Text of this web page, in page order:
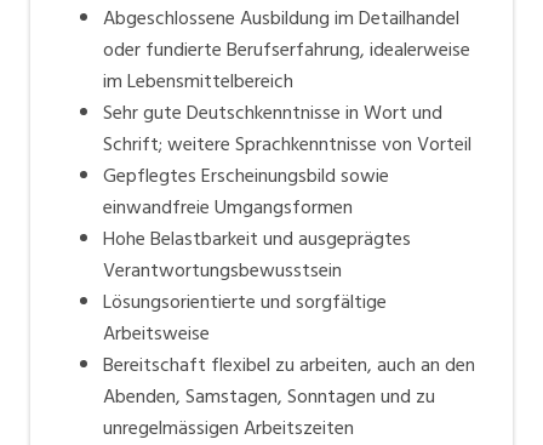
Abgeschlossene Ausbildung im Detailhandel
oder fundierte Berufserfahrung, idealerweise
im Lebensmittelbereich
Sehr gute Deutschkenntnisse in Wort und
Schrift; weitere Sprachkenntnisse von Vorteil
Gepflegtes Erscheinungsbild sowie
einwandfreie Umgangsformen
Hohe Belastbarkeit und ausgeprägtes
Verantwortungsbewusstsein
Lösungsorientierte und sorgfältige
Arbeitsweise
Bereitschaft flexibel zu arbeiten, auch an den
Abenden, Samstagen, Sonntagen und zu
unregelmässigen Arbeitszeiten